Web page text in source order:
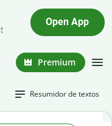
Open App
Premium
Resumidor de textos